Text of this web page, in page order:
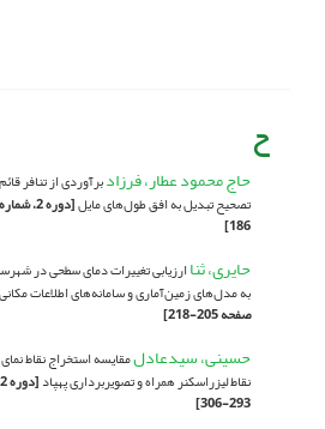
ح
حاج محمود عطار، فرزادبرآوردی از تنافر
تصحیح تبدیل به افق طول‌های مایل
186]
حایری، ثناارزیابی تغییرات دمای سطحی در
به مدل‌های زمین‌آماری و سامانه‌های اطلاعات مکانی
صفحه 205-218]
حسینی، سیدعادلمقایسه استخراج نقاط
نقاط لیزراسکنر همراه و تصویربرداری پهپاد
293-306]